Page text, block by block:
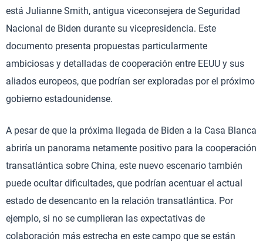
está Julianne Smith, antigua viceconsejera de Seguridad
Nacional de Biden durante su vicepresidencia. Este
documento presenta propuestas particularmente
ambiciosas y detalladas de cooperación entre EEUU y sus
aliados europeos, que podrían ser exploradas por el próximo
gobierno estadounidense.
A pesar de que la próxima llegada de Biden a la Casa Blanca
abriría un panorama netamente positivo para la cooperación
transatlántica sobre China, este nuevo escenario también
puede ocultar dificultades, que podrían acentuar el actual
estado de desencanto en la relación transatlántica. Por
ejemplo, si no se cumplieran las expectativas de
colaboración más estrecha en este campo que se están